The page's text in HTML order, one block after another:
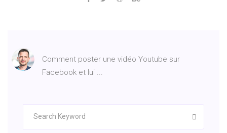
Comment poster une vidéo Youtube sur
Facebook et lui ...